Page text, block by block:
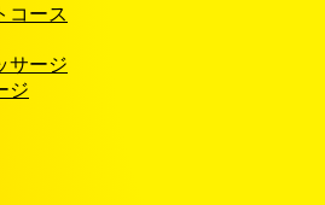
コース
サージ
ジ